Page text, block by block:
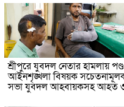
শ্রীপুরে যুবদল নেতার হামলায় পণ্ড
আইনশৃঙ্খলা বিষয়ক
সভা যুবদল আহবায়কসহ আহত